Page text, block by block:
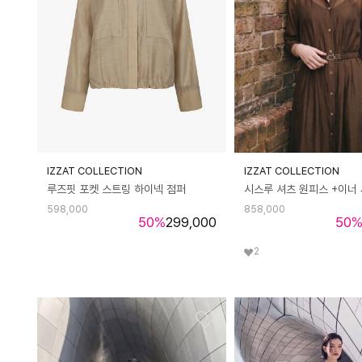
IZZAT COLLECTION
루즈핏 포켓 스트링 하이넥 점퍼
50%
598,000
299,000
IZZAT COLLECTION
시스루 셔츠 원피스 +이너
50%
858,000
2